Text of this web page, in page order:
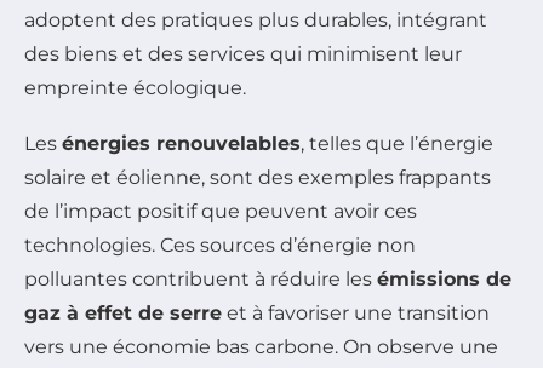
adoptent des pratiques plus durables, intégrant
des biens et des services qui minimisent leur
empreinte écologique.
Les énergies renouvelables, telles que l’énergie
solaire et éolienne, sont des exemples frappants
de l’impact positif que peuvent avoir ces
technologies. Ces sources d’énergie non
polluantes contribuent à réduire les émissions de
gaz à effet de serre et à favoriser une transition
vers une économie bas carbone. On observe une